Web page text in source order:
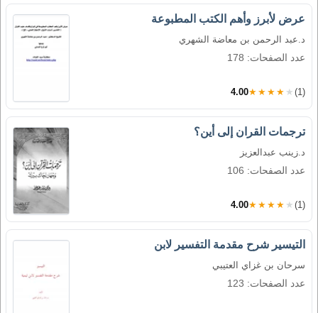
عرض لأبرز وأهم الكتب المطبوعة
د.عبد الرحمن بن معاضة الشهري
عدد الصفحات: 178
4.00★★★★★ (1)
ترجمات القران إلى أين؟
د.زينب عبدالعزيز
عدد الصفحات: 106
4.00★★★★★ (1)
التيسير شرح مقدمة التفسير لابن
سرحان بن غزاي العتيبي
عدد الصفحات: 123